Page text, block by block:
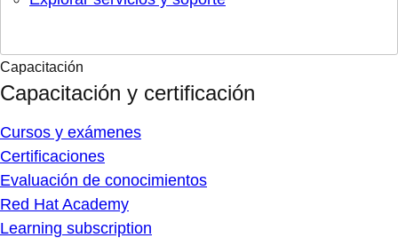
Capacitación
Capacitación y certificación
Cursos y exámenes
Certificaciones
Evaluación de conocimientos
Red Hat Academy
Learning subscription